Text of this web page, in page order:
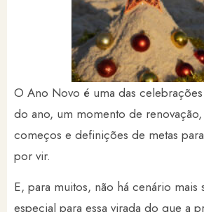
O Ano Novo é uma das celebrações
do ano, um momento de
começos e definições de metas
por vir.
E, para muitos, não há cenário mais
especial para essa virada do que a